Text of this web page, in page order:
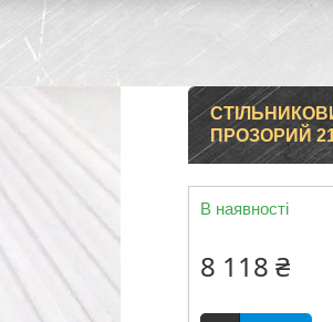
ПРОЗОРИЙ
В наявності
8 118 ₴